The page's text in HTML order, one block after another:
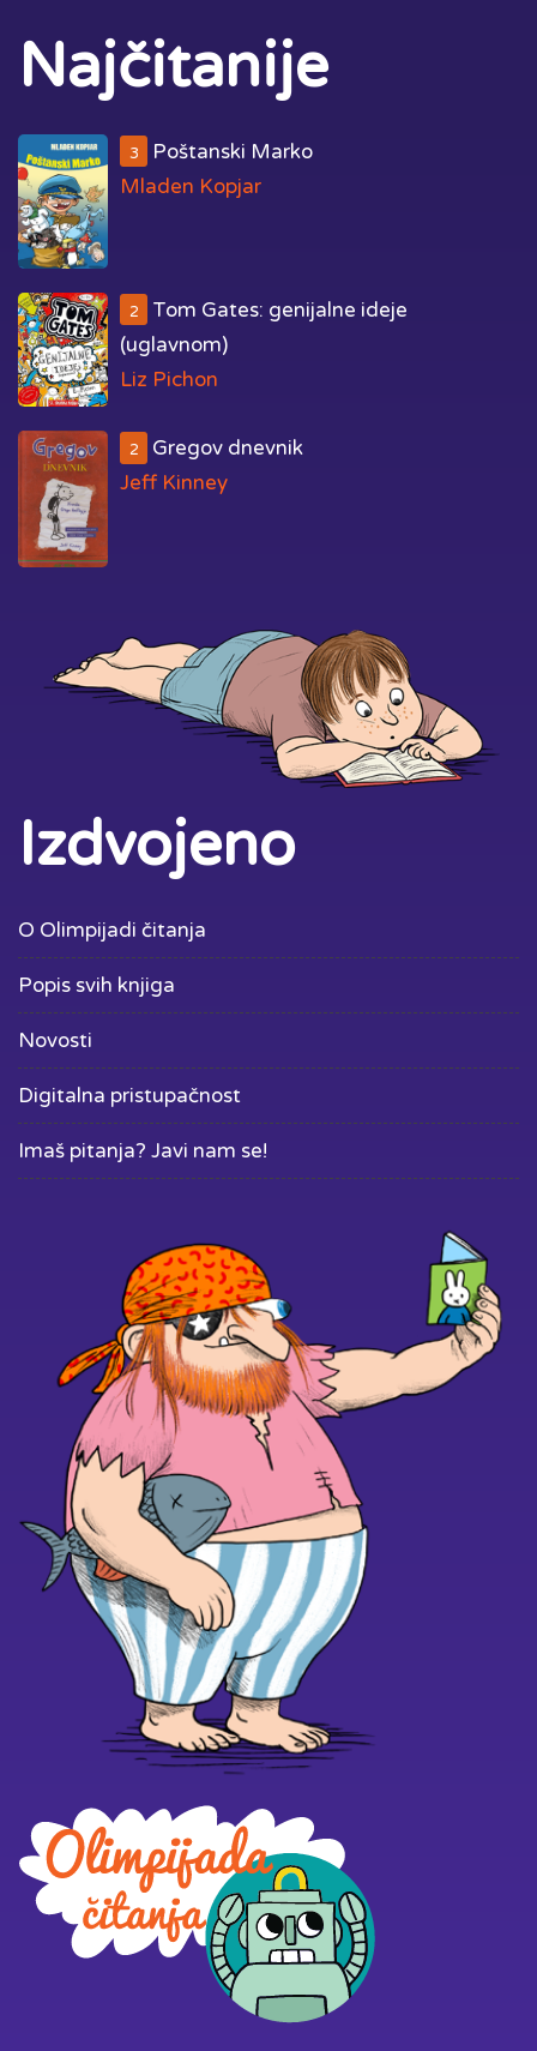
Najčitanije
3
Poštanski Marko
Mladen Kopjar
2
Tom Gates: genijalne ideje
(uglavnom)
Liz Pichon
2
Gregov dnevnik
Jeff Kinney
Izdvojeno
O Olimpijadi čitanja
Popis svih knjiga
Novosti
Digitalna pristupačnost
Imaš pitanja? Javi nam se!